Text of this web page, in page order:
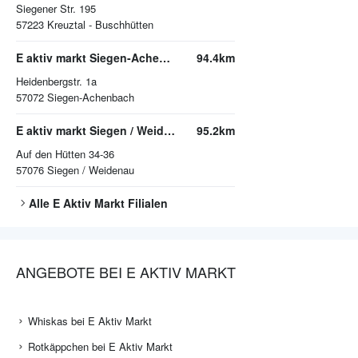
Siegener Str. 195
57223 Kreuztal - Buschhütten
E aktiv markt Siegen-Achenbach
Heidenbergstr. 1a
57072 Siegen-Achenbach
94.4km
E aktiv markt Siegen / Weidenau
Auf den Hütten 34-36
57076 Siegen / Weidenau
95.2km
Alle E Aktiv Markt Filialen
ANGEBOTE BEI E AKTIV MARKT
Whiskas bei E Aktiv Markt
Rotkäppchen bei E Aktiv Markt